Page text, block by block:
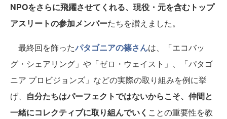
NPOをさらに飛躍させてくれる、現役・元を含むトップ
アスリートの参加メンバーたちを讃えました。
最終回を飾ったパタゴニアの篠さんは、「エコバッ
グ・シェアリング」や「ゼロ・ウェイスト」、「パタゴ
ニア プロビジョンズ」などの実際の取り組みを例に挙
げ、 自分たちはパーフェクトではないからこそ、仲間と
一緒にコレクティブに取り組んでいく ことの重要性を教